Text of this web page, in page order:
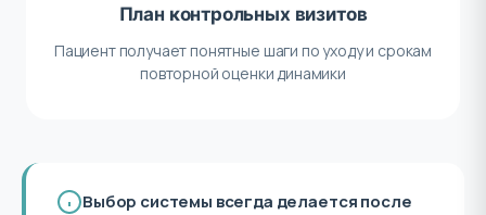
План контрольных визитов
Пациент получает понятные шаги по уходу и срокам
повторной оценки динамики
Выбор системы всегда делается после